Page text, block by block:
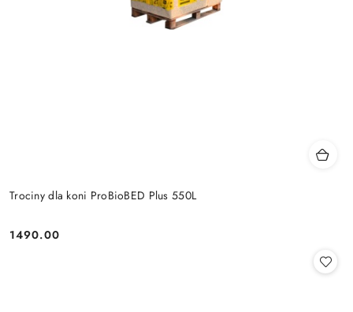
Trociny dla koni ProBioBED Plus 550L
Cena:
1490.00